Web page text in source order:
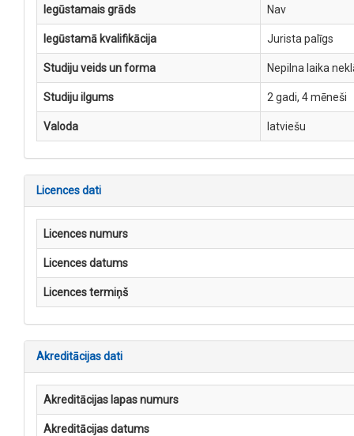
Iegūstamais grāds Nav
Iegūstamā kvalifikācija Jurista palīgs
Studiju veids un forma Nepilna laika
Studiju ilgums 2 gadi, 4 mēneši
Valoda latviešu
Licences dati
Licences numurs
Licences datums
Licences termiņš
Akreditācijas dati
Akreditācijas lapas numurs
Akreditācijas datums